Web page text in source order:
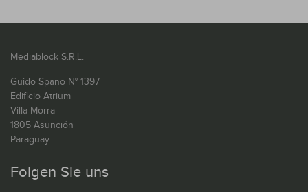
Mediablock S.R.L.
Guido Spano N° 1397
Edificio Atrium
Villa Morra
1805 Asunción
Paraguay
Folgen Sie uns